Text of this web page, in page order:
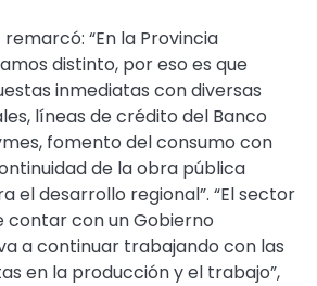
“En la Provincia
distinto, por eso es que
inmediatas con diversas
líneas de crédito del Banco
fomento del consumo con
de la obra pública
el desarrollo regional”. “El sector
contar con un Gobierno
a continuar trabajando con las
en la producción y el trabajo”,